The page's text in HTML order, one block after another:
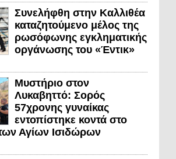
Συνελήφθη στην Καλλιθέα
καταζητούμενο μέλος της
ρωσόφωνης εγκληματικής
οργάνωσης του «Έντικ»
Μυστήριο στον
Λυκαβηττό: Σορός
57χρονης γυναίκας
εντοπίστηκε κοντά στο
Αγίων Ισιδώρων